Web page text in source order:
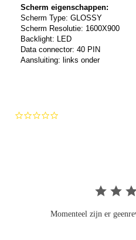
Scherm eigenschappen:
Scherm Type: GLOSSY
Scherm Resolutie: 1600X900
Backlight: LED
Data connector: 40 PIN
Aansluiting: links onder
Momenteel zijn er